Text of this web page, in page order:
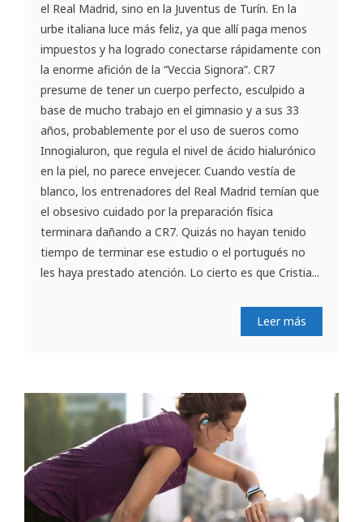
el Real Madrid, sino en la Juventus de Turín. En la
urbe italiana luce más feliz, ya que allí paga menos
impuestos y ha logrado conectarse rápidamente con
la enorme afición de la “Veccia Signora”. CR7
presume de tener un cuerpo perfecto, esculpido a
base de mucho trabajo en el gimnasio y a sus 33
años, probablemente por el uso de sueros como
Innogialuron, que regula el nivel de ácido hialurónico
en la piel, no parece envejecer. Cuando vestía de
blanco, los entrenadores del Real Madrid temían que
el obsesivo cuidado por la preparación física
terminara dañando a CR7. Quizás no hayan tenido
tiempo de terminar ese estudio o el portugués no
les haya prestado atención. Lo cierto es que Cristia...
Leer más